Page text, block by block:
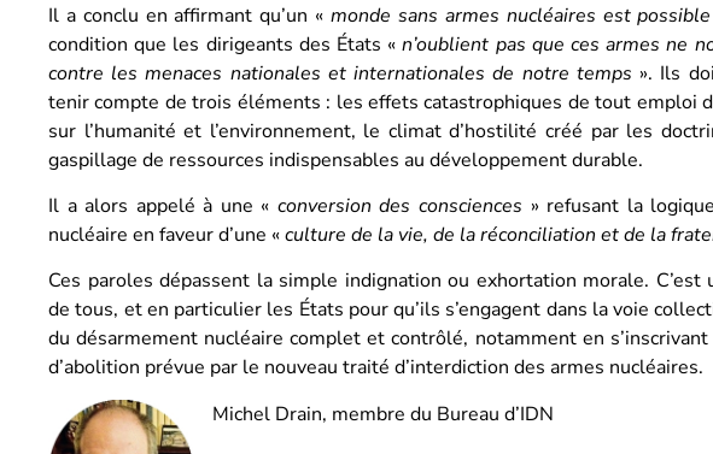
Il a conclu en affirmant qu’un «monde sans armes nucléaires est
condition que les dirigeants des États «n’oublient pas que ces armes ne
contre les menaces nationales et internationales de notre temps ». Ils
tenir compte de trois éléments : les effets catastrophiques de tout emploi
sur l’humanité et l’environnement, le climat d’hostilité créé par les
gaspillage de ressources indispensables au développement durable.
Il a alors appelé à une « conversion des consciences » refusant la
nucléaire en faveur d’une «culture de la vie, de la réconciliation et de la
Ces paroles dépassent la simple indignation ou exhortation morale. C’est
de tous, et en particulier les États pour qu’ils s’engagent dans la voie
du désarmement nucléaire complet et contrôlé, notamment en s’inscrivant
d’abolition prévue par le nouveau traité d’interdiction des armes nucléaires.
Michel Drain, membre du Bureau d’IDN